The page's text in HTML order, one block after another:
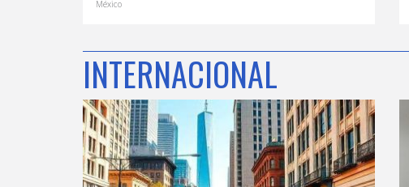
México
INTERNACIONAL